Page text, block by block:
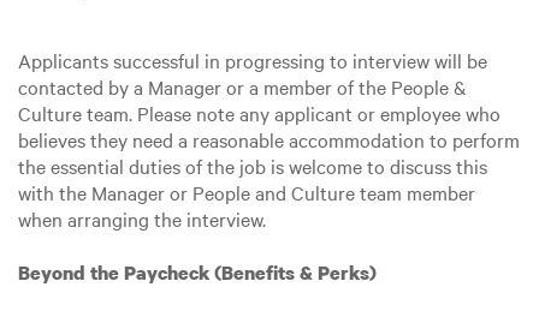
Applicants successful in progressing to interview will be
contacted by a Manager or a member of the People &
Culture team. Please note any applicant or employee who
believes they need a reasonable accommodation to perform
the essential duties of the job is welcome to discuss this
with the Manager or People and Culture team member
when arranging the interview.
Beyond the Paycheck (Benefits & Perks)